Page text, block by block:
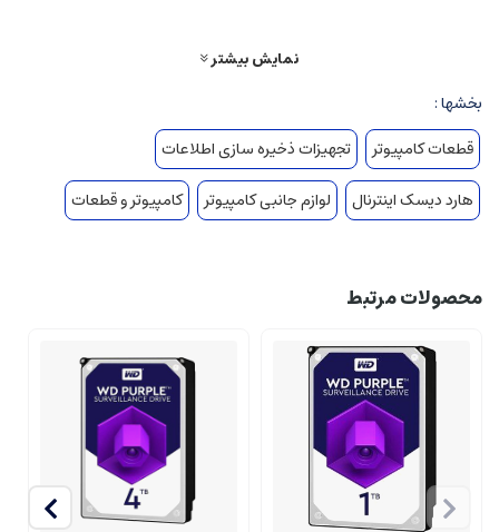
نمایش بیشتر
بخشها :
قطعات کامپیوتر
تجهیزات ذخیره سازی اطلاعات
هارد دیسک اینترنال
لوازم جانبی کامپیوتر کامپیوتر و قطعات
محصولات مرتبط